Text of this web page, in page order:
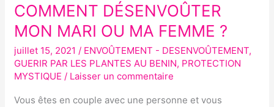
COMMENT DÉSENVOÛTER
MON MARI OU MA FEMME ?
juillet 15, 2021 / ENVOÛTEMENT - DESENVOÛTEMENT,
GUERIR PAR LES PLANTES AU BENIN, PROTECTION
MYSTIQUE / Laisser un commentaire
Vous êtes en couple avec une personne et vous
COMMENT
DÉSENVOÛTER
MON
MARI
OU